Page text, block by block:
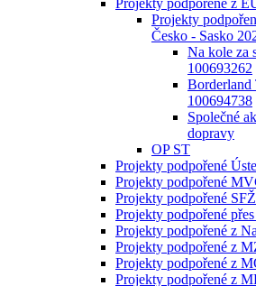
Projekty podpořené z
Projekty
Česko - Sasko
Na kole za
100693262
Borderland
100694738
Společné
dopravy
OP ST
Projekty podpořené
Projekty podpořené
Projekty podpořené
Projekty podpořené
Projekty podpořené z
Projekty podpořené z
Projekty podpořené z
Projekty podpořené z